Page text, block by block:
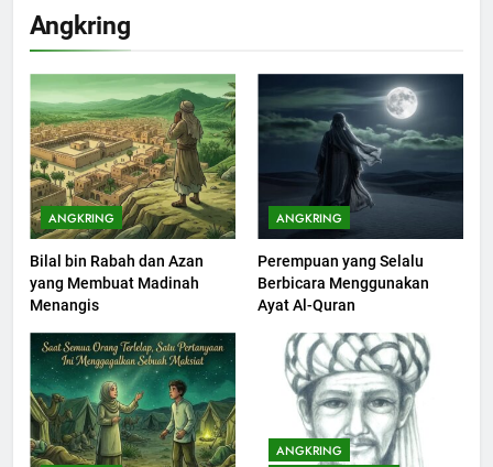
Angkring
ANGKRING
Bilal bin Rabah dan Azan
yang Membuat Madinah
Menangis
ANGKRING
Perempuan yang Selalu
Berbicara Menggunakan
Ayat Al-Quran
ANGKRING
200
Khutbah jumat: Sejarah
Seebagai Pembangkit Jiwa
KHUTBAH
201
Khutbah Jumat : Supaya Amal
Bisa Diterima
KHUTBAH
202
Khutbah Jumat: Bulan
Muharram Bulan Bersejarah